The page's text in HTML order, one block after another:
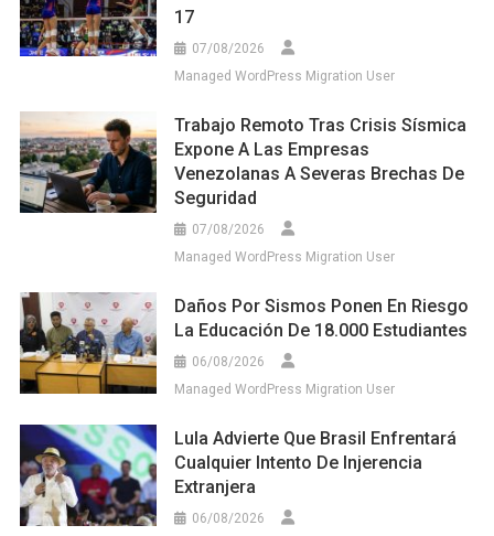
17
07/08/2026
Managed WordPress Migration User
Trabajo Remoto Tras Crisis Sísmica
Expone A Las Empresas
Venezolanas A Severas Brechas De
Seguridad
07/08/2026
Managed WordPress Migration User
Daños Por Sismos Ponen En Riesgo
La Educación De 18.000 Estudiantes
06/08/2026
Managed WordPress Migration User
Lula Advierte Que Brasil Enfrentará
Cualquier Intento De Injerencia
Extranjera
06/08/2026